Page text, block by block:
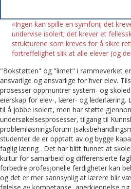
«Ingen kan spille en symfoni; det
undervise isolert; det krever et
strukturene som kreves for å sikre
fortreffelighet slik at alle elever (og
"Bokstøtten" og "limet" i rammeverket
ansvarlige og ansvarlige for hver elev.
prosesser oppmuntrer system- og
eierskap for elev-, lærer- og lederlæring.
til å jobbe isolert, men har støtte
undersøkelsesprosesser, tilgang til
problemløsningsforum
studenter de er opptatt av og bygge
faglig læring . Det har blitt funnet at
kultur for samarbeid og differensierte
forbedre profesjonelle ferdigheter kan
og det er mer sannsynlig at lærere blir